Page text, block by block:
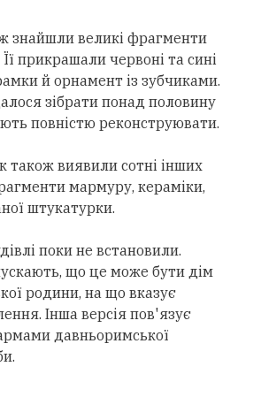
знайшли великі фрагменти
Її прикрашали червоні та сині
й орнамент із зубчиками.
зібрати понад половину
повністю реконструювати.
також виявили сотні інших
мармуру, кераміки,
штукатурки.
поки не встановили.
що це може бути дім
родини, на що вказує
Інша версія пов'язує
давньоримської